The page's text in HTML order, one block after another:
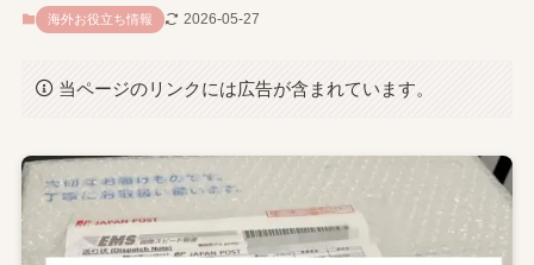
海外お役立ち情報 2026-05-27
当ページのリンクには広告が含まれています。